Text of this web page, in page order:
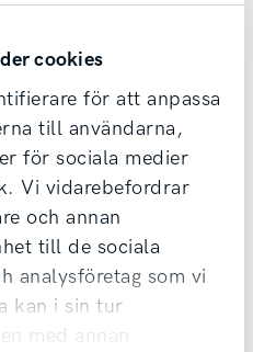
cookies
för att anpassa
till användarna,
för sociala medier
Vi vidarebefordrar
och annan
till de sociala
analysföretag som vi
kan i sin tur
med annan
redan idag!
märke & ålder,
finansiering.
finns vid affär.